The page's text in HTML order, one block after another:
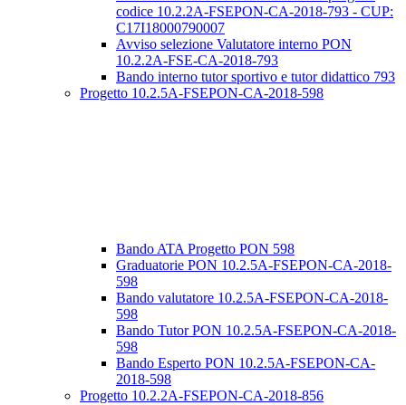
codice 10.2.2A-FSEPON-CA-2018-793 - CUP:
C17I18000790007
Avviso selezione Valutatore interno PON
10.2.2A-FSE-CA-2018-793
Bando interno tutor sportivo e tutor didattico 793
Progetto 10.2.5A-FSEPON-CA-2018-598
Bando ATA Progetto PON 598
Graduatorie PON 10.2.5A-FSEPON-CA-2018-
598
Bando valutatore 10.2.5A-FSEPON-CA-2018-
598
Bando Tutor PON 10.2.5A-FSEPON-CA-2018-
598
Bando Esperto PON 10.2.5A-FSEPON-CA-
2018-598
Progetto 10.2.2A-FSEPON-CA-2018-856